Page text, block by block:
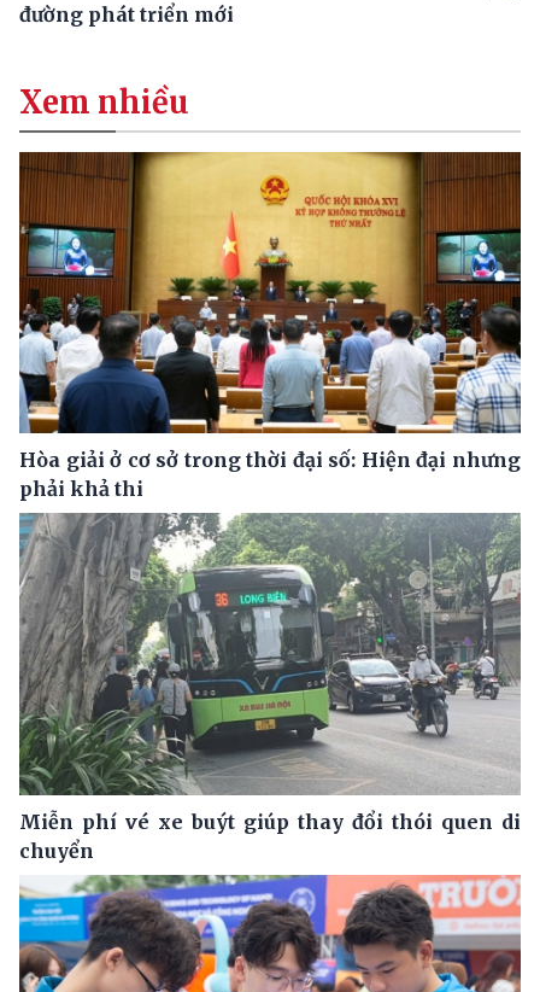
đường phát triển mới
Xem nhiều
Hòa giải ở cơ sở trong thời đại số: Hiện đại nhưng
phải khả thi
Miễn phí vé xe buýt giúp thay đổi thói quen di
chuyển